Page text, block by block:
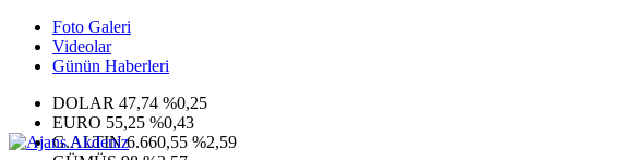
Foto Galeri
Videolar
Günün Haberleri
DOLAR 47,74 %0,25
EURO 55,25 %0,43
G.ALTIN6.660,55 %2,59